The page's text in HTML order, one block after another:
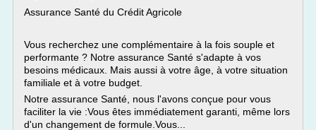
Assurance Santé du Crédit Agricole
Vous recherchez une complémentaire à la fois souple et
performante ? Notre assurance Santé s'adapte à vos
besoins médicaux. Mais aussi à votre âge, à votre situation
familiale et à votre budget.
Notre assurance Santé, nous l'avons conçue pour vous
faciliter la vie :Vous êtes immédiatement garanti, même lors
d'un changement de formule.Vous...